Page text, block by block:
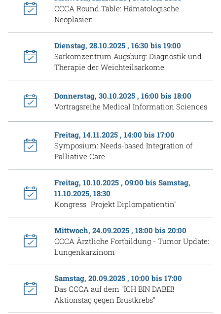
CCCA Round Table: Hämatologische
Neoplasien
Dienstag, 28.10.2025 , 16:30 bis 19:00
Sarkomzentrum Augsburg: Diagnostik und
Therapie der Weichteilsarkome
Donnerstag, 30.10.2025 , 16:00 bis 18:00
Vortragsreihe Medical Information Sciences
Freitag, 14.11.2025 , 14:00 bis 17:00
Symposium: Needs-based Integration of
Palliative Care
Freitag, 10.10.2025 , 09:00 bis Samstag,
11.10.2025, 18:30
Kongress "Projekt Diplompatientin"
Mittwoch, 24.09.2025 , 18:00 bis 20:00
CCCA Ärztliche Fortbildung - Tumor Update:
Lungenkarzinom
Samstag, 20.09.2025 , 10:00 bis 17:00
Das CCCA auf dem "ICH BIN DABEI!
Aktionstag gegen Brustkrebs"